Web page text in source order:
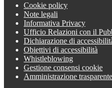
Cookie policy
Note legali
Informativa Privacy
Ufficio Relazioni con il
Dichiarazione di
Obiettivi di accessibilità
Whistleblowing
Gestione consensi cookie
Amministrazione trasparente